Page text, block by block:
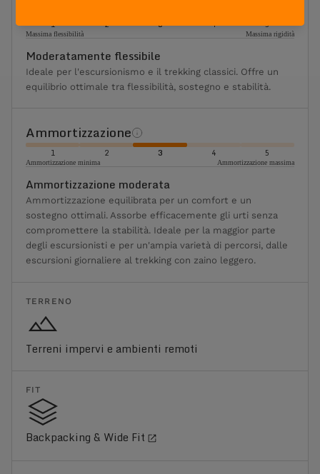
1 2 3 4 5
Massima flessibilità Massima rigidità
Moderatamente flessibile
Ideale per l'escursionismo e il trekking classici. Offre un
equilibrio ottimale tra flessibilità, sostegno e stabilità.
Ammortizzazione
1 2 3 4 5
Ammortizzazione minima Ammortizzazione massima
Ammortizzazione moderata
Ammortizzazione equilibrata per un comfort e un
sostegno ottimali. Assorbe efficacemente gli urti senza
compromettere la stabilità. Ideale per la maggior parte
degli escursionisti e per un'ampia varietà di percorsi, dalle
escursioni giornaliere al trekking con zaino leggero.
TERRENO
Terreni impervi e ambienti remoti
FIT
Backpacking & Wide Fit